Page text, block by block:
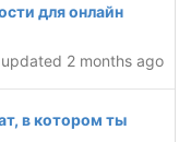
для онлайн
2 months ago
в котором ты